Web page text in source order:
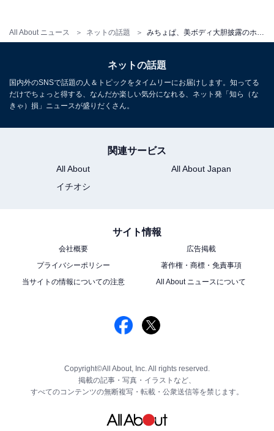
All About ニュース ネットの話題
ネットの話題
国内外のSNSで話題の人＆トピックをタイムリーにお届けします。知ってる
だけでちょっと得する、なんだか楽しい気分になれる、ネット発「知ら（な
きゃ）損」ニュースが盛りだくさん。
関連サービス
All About
All About Japan
イチオシ
サイト情報
会社概要
広告掲載
プライバシーポリシー
著作権・商標・免責事項
当サイトの情報についての注意
All About ニュースについて
Copyright©All About, Inc. All rights reserved.
掲載の記事・写真・イラストなど、
すべてのコンテンツの無断複写・転載・公衆送信等を禁じます。